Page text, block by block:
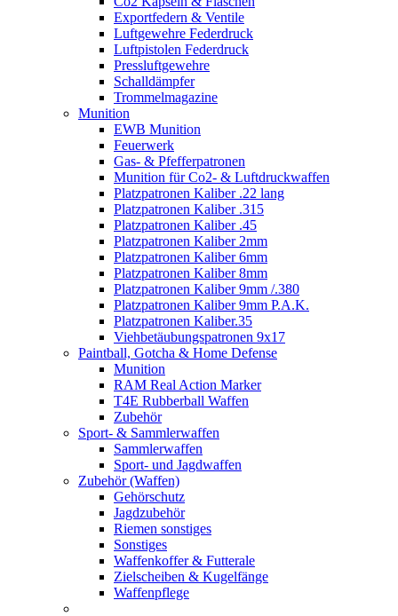
Exportfedern & Ventile
Luftgewehre Federdruck
Luftpistolen Federdruck
Pressluftgewehre
Schalldämpfer
Trommelmagazine
Munition
EWB Munition
Feuerwerk
Gas- & Pfefferpatronen
Munition für Co2- & Luftdruckwaffen
Platzpatronen Kaliber .22 lang
Platzpatronen Kaliber .315
Platzpatronen Kaliber .45
Platzpatronen Kaliber 2mm
Platzpatronen Kaliber 6mm
Platzpatronen Kaliber 8mm
Platzpatronen Kaliber 9mm /.380
Platzpatronen Kaliber 9mm P.A.K.
Platzpatronen Kaliber.35
Viehbetäubungspatronen 9x17
Paintball, Gotcha & Home Defense
Munition
RAM Real Action Marker
T4E Rubberball Waffen
Zubehör
Sport- & Sammlerwaffen
Sammlerwaffen
Sport- und Jagdwaffen
Zubehör (Waffen)
Gehörschutz
Jagdzubehör
Riemen sonstiges
Sonstiges
Waffenkoffer & Futterale
Zielscheiben & Kugelfänge
Waffenpflege